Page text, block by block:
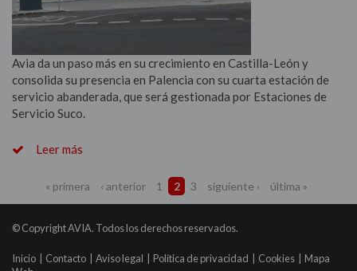
Avia da un paso más en su crecimiento en Castilla-León y
consolida su presencia en Palencia con su cuarta estación de
servicio abanderada, que será gestionada por Estaciones de
Servicio Suco.
Leer más
« primera ‹ anterior 1 2 3 siguiente › última »
© Copyright AVIA. Todos los derechos reservados.
Inicio | Contacto | Aviso legal | Política de privacidad | Cookies | Mapa